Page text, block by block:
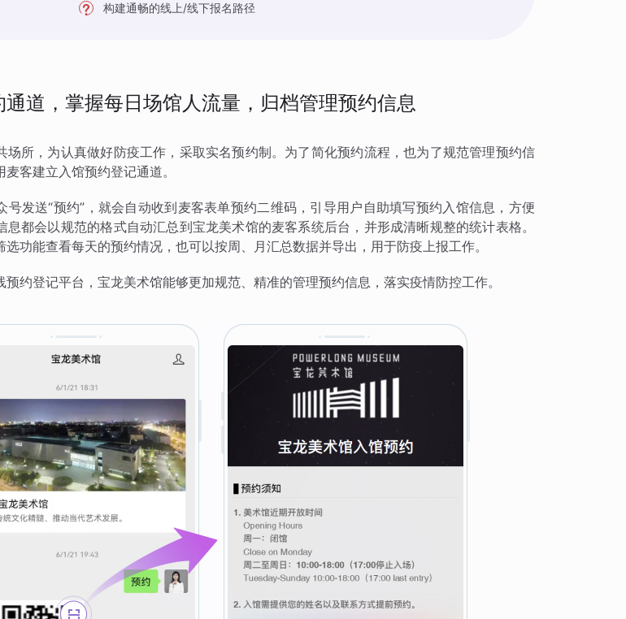
构建通畅的线上/线下报名路径
道，掌握每日场馆人流量，归档管理预约信息
场所，为认真做好防疫工作，采取实名预约制。为了简化预约流程，也为了规范管理预约信
客建立入馆预约登记通道。
号发送“预约”，就会自动收到麦客表单预约二维码，引导用户自助填写预约入馆信息，方便
息都会以规范的格式自动汇总到宝龙美术馆的麦客系统后台，并形成清晰规整的统计表格。
功能查看每天的预约情况，也可以按周、月汇总数据并导出，用于防疫上报工作。
约登记平台，宝龙美术馆能够更加规范、精准的管理预约信息，落实疫情防控工作。